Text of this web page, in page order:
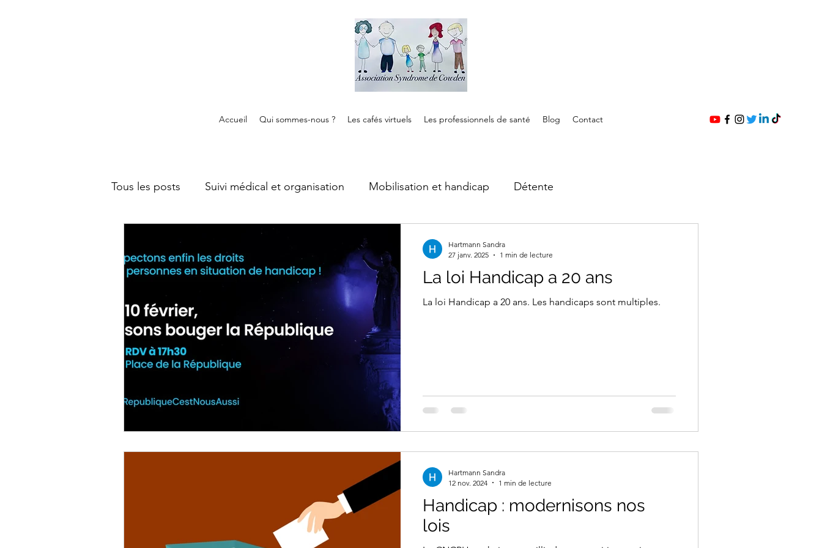
Accueil Qui sommes-nous ? Les cafés virtuels Les professionnels de santé Blog Contact
Tous les posts Suivi médical et organisation Mobilisation et handicap Détente
La loi Handicap a 20 ans
La loi Handicap a 20 ans. Les handicaps sont multiples.
Hartmann Sandra
27 janv. 2025
1 min de lecture
Handicap : modernisons nos
lois
Hartmann Sandra
12 nov. 2024
1 min de lecture